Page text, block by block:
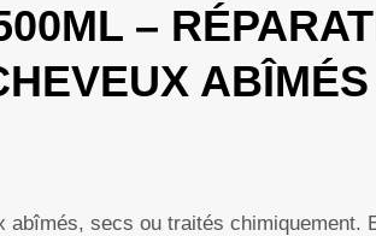
–
ABÎMÉS
secs ou traités chimiquement.